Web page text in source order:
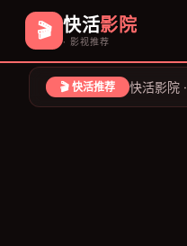
🎬 快活影院
· 影视推荐
🎬 快活推荐 快活影院 ·